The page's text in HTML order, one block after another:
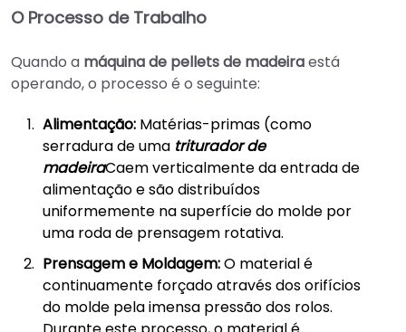
O Processo de Trabalho
Quando a máquina de pellets de madeiraestá
operando, o processo é o seguinte:
Alimentação: Matérias-primas (como
serradura de uma triturador de
madeiraCaem verticalmente da entrada de
alimentação e são distribuídos
uniformemente na superfície do molde por
uma roda de prensagem rotativa.
Prensagem e Moldagem:O material é
continuamente forçado através dos orifícios
do molde pela imensa pressão dos rolos.